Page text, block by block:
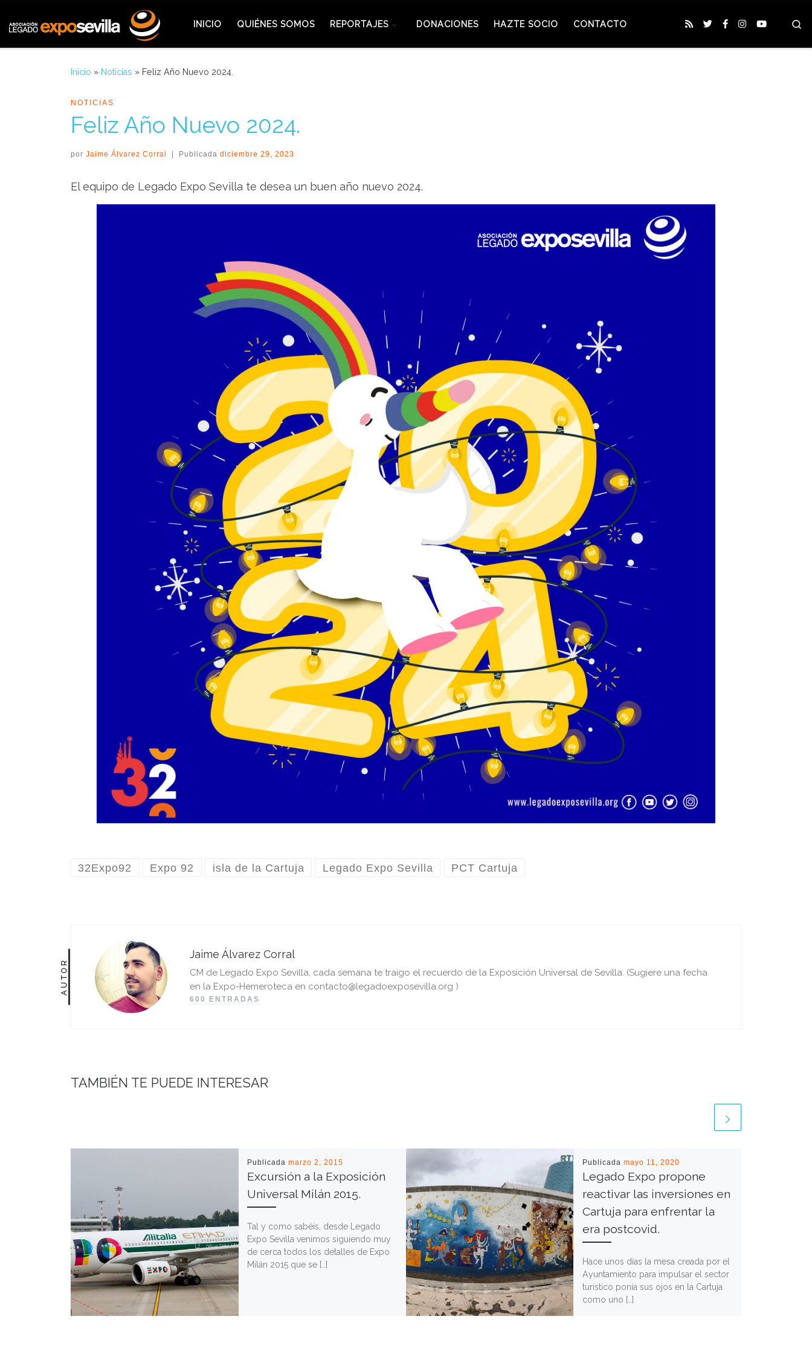
INICIO QUIÉNES SOMOS REPORTAJES DONACIONES HAZTE SOCIO CONTACTO
Inicio » Noticias » Feliz Año Nuevo 2024.
NOTICIAS
Feliz Año Nuevo 2024.
por Jaime Álvarez Corral Publicada diciembre 29, 2023
El equipo de Legado Expo Sevilla te desea un buen año nuevo 2024.
32Expo92 Expo 92 isla de la Cartuja Legado Expo Sevilla PCT Cartuja
AUTOR
Jaime Álvarez Corral
CM de Legado Expo Sevilla, cada semana te traigo el recuerdo de la Exposición Universal de Sevilla. (Sugiere una fecha
en la Expo-Hemeroteca en contacto@legadoexposevilla.org )
600 ENTRADAS
TAMBIÉN TE PUEDE INTERESAR
Publicada marzo 2, 2015
Excursión a la Exposición
Universal Milán 2015‏.
Tal y como sabéis, desde Legado
Expo Sevilla venimos siguiendo muy
de cerca todos los detalles de Expo
Milán 2015 que se […]
Publicada mayo 11, 2020
Legado Expo propone
reactivar las inversiones en
Cartuja para enfrentar la
era postcovid.
Hace unos días la mesa creada por el
Ayuntamiento para impulsar el sector
turístico ponía sus ojos en la Cartuja
como uno […]